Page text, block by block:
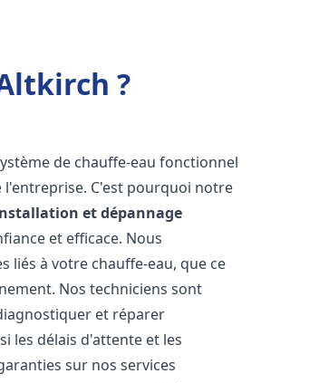
?
de chauffe-eau fonctionnel
C'est pourquoi notre
et dépannage
et efficace. Nous
à votre chauffe-eau, que ce
Nos techniciens sont
et réparer
les délais d'attente et les
sur nos services